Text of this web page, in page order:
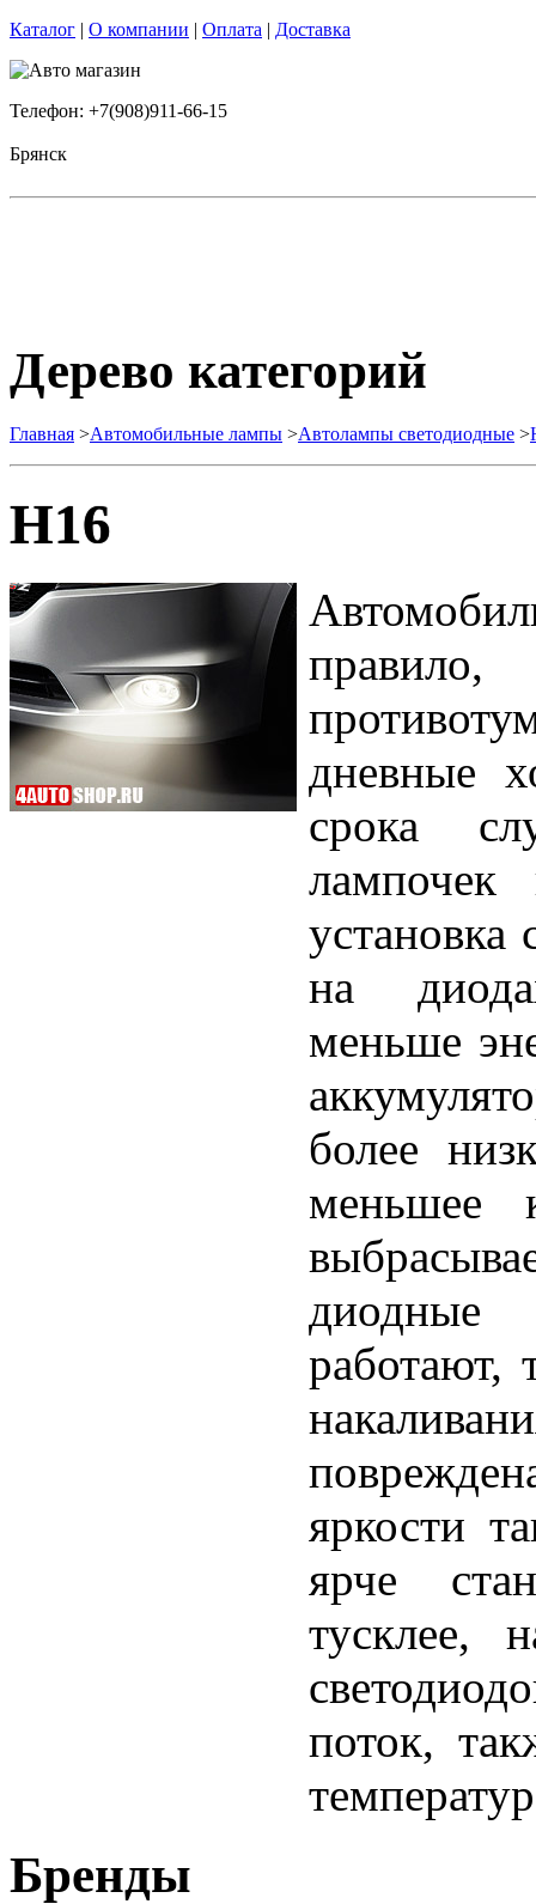
Каталог | О компании | Оплата | Доставка
Телефон: +7(908)911-66-15
Брянск
Дерево категорий
Главная >Автомобильные лампы >Автолампы светодиодные >
H16
дневные
срока
лампочек
на
меньше
более
меньшее
диодные
работают,
яркости
ярче
тусклее,
поток,
Бренды